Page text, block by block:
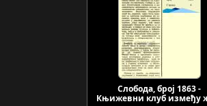
Слобода, број 1863 -
Књижевни клуб између